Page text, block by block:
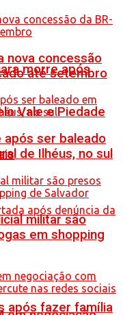
morre após
Vale e Piedade
após fazer família
nova concessão
até setembro
após ser baleado
de Ilhéus, no sul
militar são
em shopping